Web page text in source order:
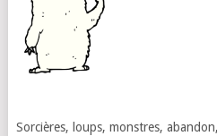
Sorcières, loups, monstres,